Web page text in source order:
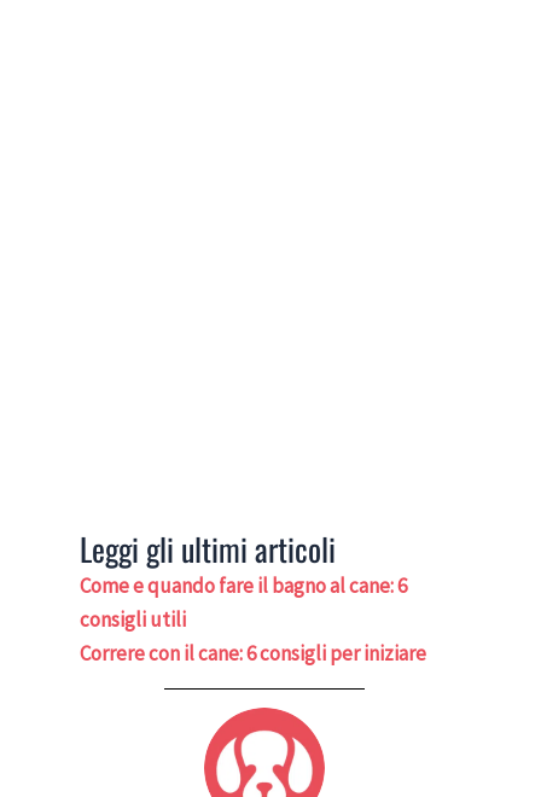
Leggi gli ultimi articoli
Come e quando fare il bagno al cane: 6
consigli utili
Correre con il cane: 6 consigli per iniziare